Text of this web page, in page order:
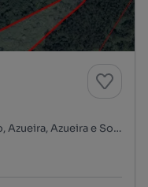
Travessa da Arranhada - Livramento, Azueira, Azueira e Sobral da Abelheira, Mafra, Lisboa